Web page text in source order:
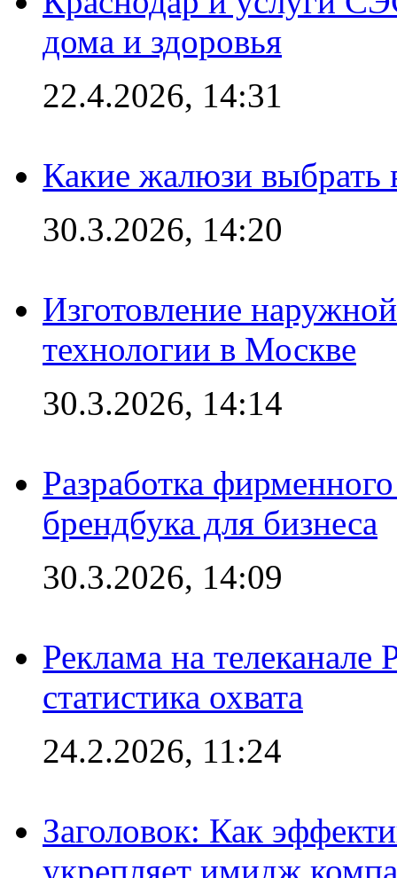
дома и здоровья
22.4.2026, 14:31
Какие жалюзи выбрать
30.3.2026, 14:20
Изготовление
технологии в Москве
30.3.2026, 14:14
Разработка
брендбука для бизнеса
30.3.2026, 14:09
Реклама на
статистика охвата
24.2.2026, 11:24
Заголовок: Как
укрепляет имидж